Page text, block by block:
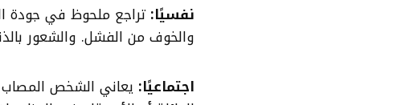
نفسيًا: تراجع ملحوظ في جودة
والخوف من الفشل. والشعور
اجتماعيًا: يعاني الشخص المصاب